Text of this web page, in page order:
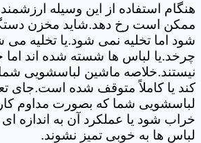
هنگام استفاده از این وسیله
ممکن است رخ دهد.شاید مخزن
شود اما تخلیه نمی شود.یا تخلیه می
چرخد.یا لباس ها شسته شده اند اما
نیستند.خلاصه ماشین لباسشویی
کند یا کاملاً متوقف شده است.جای
لباسشویی شما که بصورت مداوم
خراب شود یا عملکرد آن به اندازه
لباس ها به خوبی تمیز نشوند.